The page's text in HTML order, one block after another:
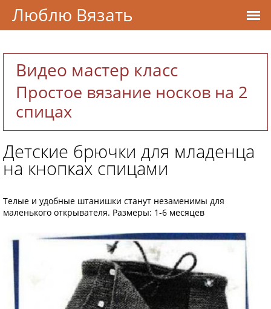
Видео мастер класс
Простое вязание носков на 2
спицах
Детские брючки для младенца
на кнопках спицами
Телые и удобные штанишки станут незаменимы для
маленького открывателя. Размеры: 1-6 месяцев
Люблю Вязать